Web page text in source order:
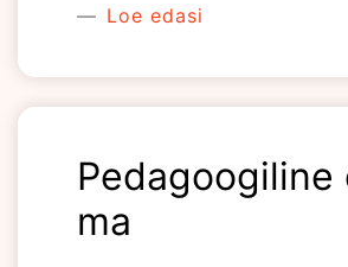
Loe edasi
Pedagoogiline
ma